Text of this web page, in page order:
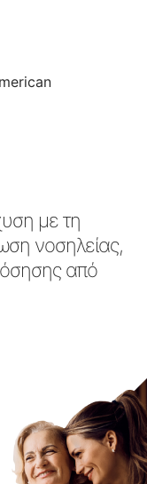
με τη
νοσηλείας,
από